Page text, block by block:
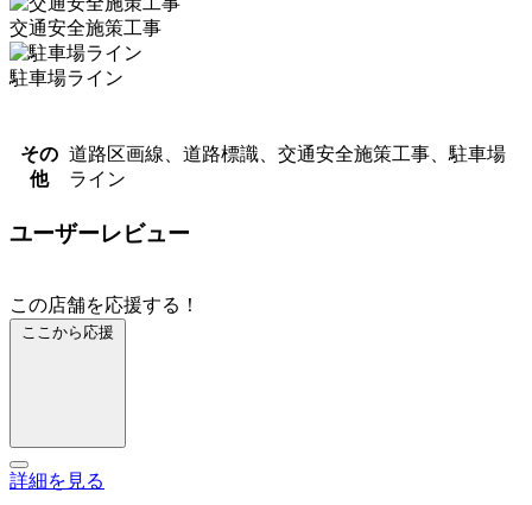
交通安全施策工事
駐車場ライン
その
他
道路区画線、道路標識、交通安全施策工事、駐車場
ライン
ユーザーレビュー
この店舗を応援する！
ここから応援
詳細を見る